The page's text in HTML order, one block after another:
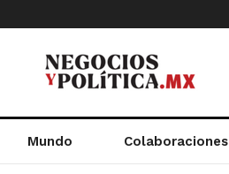
Mundo Colaboraciones